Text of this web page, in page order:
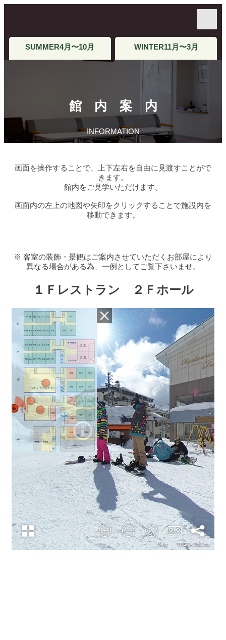
SUMMER4月〜10月 WINTER11月〜3月
館内案内
INFORMATION
画面を操作することで、上下左右を自由に見渡すことがで
きます。
館内をご見学いただけます。
画面内の左上の地図や矢印をクリックすることで施設内を
移動できます。
※ 客室の装飾・景観はご案内させていただくお部屋により
異なる場合がある為、一例としてご覧下さいませ。
１Ｆレストラン ２Ｆホール